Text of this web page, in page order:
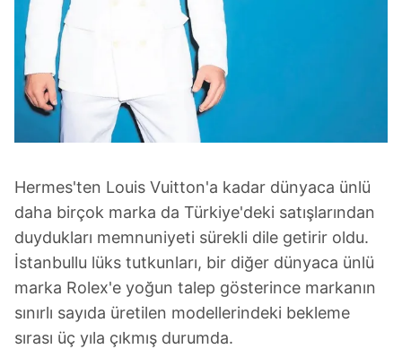
Hermes'ten Louis Vuitton'a kadar dünyaca ünlü
daha birçok marka da Türkiye'deki satışlarından
duydukları memnuniyeti sürekli dile getirir oldu.
İstanbullu lüks tutkunları, bir diğer dünyaca ünlü
marka Rolex'e yoğun talep gösterince markanın
sınırlı sayıda üretilen modellerindeki bekleme
sırası üç yıla çıkmış durumda.